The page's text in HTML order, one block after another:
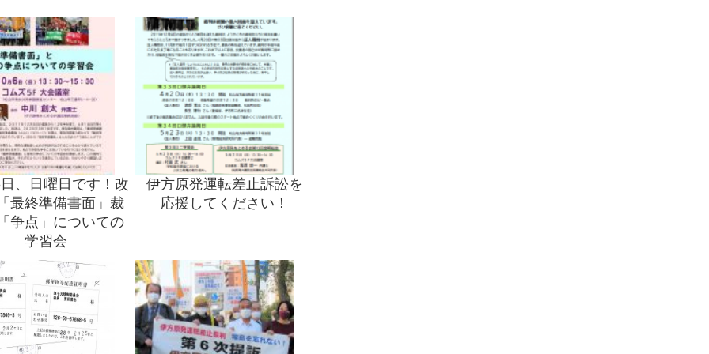
、日曜日です！改
最終準備書面」裁
争点」についての
学習会
伊方原発運転差止訴訟を
応援してください！